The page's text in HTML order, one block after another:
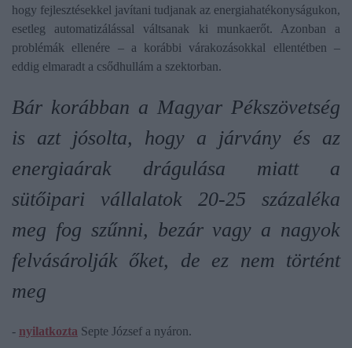
hogy fejlesztésekkel javítani tudjanak az energiahatékonyságukon,
esetleg automatizálással váltsanak ki munkaerőt. Azonban a
problémák ellenére – a korábbi várakozásokkal ellentétben –
eddig elmaradt a csődhullám a szektorban.
Bár korábban a Magyar Pékszövetség
is azt jósolta, hogy a járvány és az
energiaárak drágulása miatt a
sütőipari vállalatok 20-25 százaléka
meg fog szűnni, bezár vagy a nagyok
felvásárolják őket, de ez nem történt
meg
- nyilatkozta Septe József a nyáron.